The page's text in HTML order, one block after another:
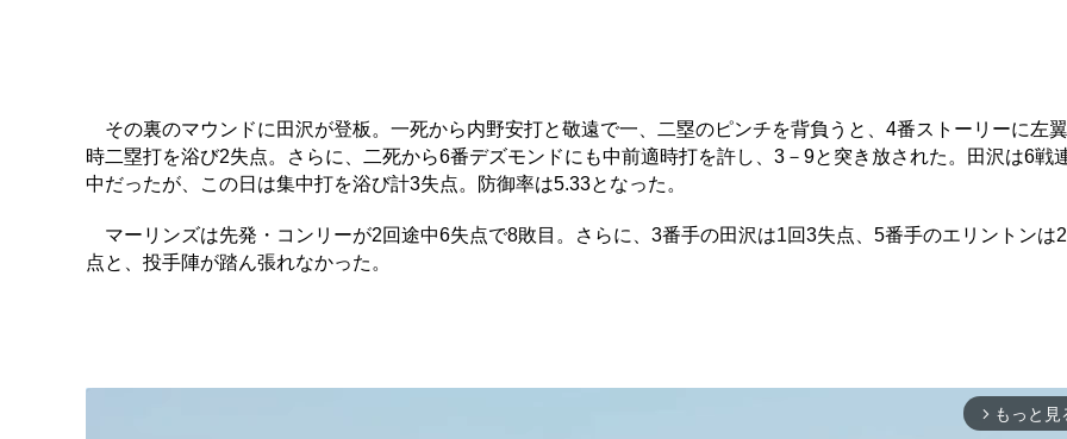
その裏のマウンドに田沢が登板。一死から内野安打と敬遠で一、二塁のピンチを背負うと、4番ストーリーに左
時二塁打を浴び2失点。さらに、二死から6番デズモンドにも中前適時打を許し、3－9と突き放された。田沢は6戦
中だったが、この日は集中打を浴び計3失点。防御率は5.33となった。
マーリンズは先発・コンリーが2回途中6失点で8敗目。さらに、3番手の田沢は1回3失点、5番手のエリントンは
点と、投手陣が踏ん張れなかった。
arrow_forward_ios もっと見